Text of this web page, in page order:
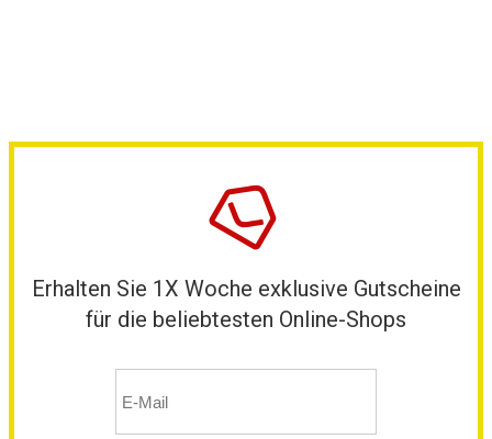
Erhalten Sie 1X Woche exklusive Gutscheine
für die beliebtesten Online-Shops